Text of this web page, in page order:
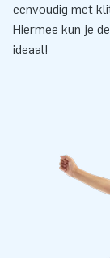
eenvoudig met
Hiermee kun je
ideaal!